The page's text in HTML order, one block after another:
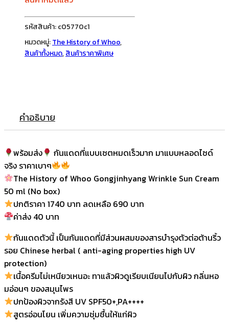
รหัสสินค้า:c05770c1
หมวดหมู่:The History of Whoo,
สินค้าทั้งหมด,สินค้าราคาพิเศษ
คำอธิบาย
พร้อมส่ง
กันแดดที่แบบเซตหมดเร็วมาก มาแบบหลอดไซด์
จริง ราคาเบาๆ
The History of Whoo Gongjinhyang Wrinkle Sun Cream
50 ml (No box)
ปกติราคา 1740 บาท ลดเหลือ 690 บาท
ค่าส่ง 40 บาท
กันแดดตัวนี้ เป็นกันแดดที่มีส่วนผสมของสารบำรุงตัวต่อต้านริ้ว
รอย Chinese herbal ( anti-aging properties high UV
protection)
เนื้อครีมไม่เหนียวเหนอะ ทาแล้วผิวดูเรียบเนียนไปกับผิว กลิ่นหอ
มอ่อนๆ ของสมุนไพร
ปกป้องผิวจากรังสี UV SPF50+,PA++++
สูตรอ่อนโยน เพิ่มความชุ่มชื้นให้แก่ผิว